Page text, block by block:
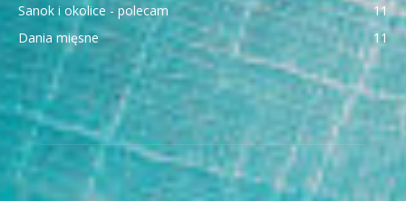
Sanok i okolice - polecam
11
Dania mięsne
11